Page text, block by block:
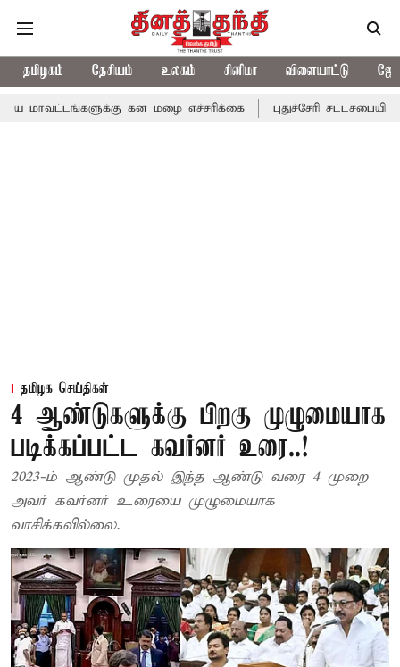
தமிழகம் தேசியம் உலகம் சினிமா விளையாட்டு
கன மழை எச்சரிக்கை புதுச்சேரி சட்டசபையில் வரும்
தமிழக செய்திகள்
4 ஆண்டுகளுக்கு பிறகு முழுமையாக
படிக்கப்பட்ட கவர்னர் உரை..!
2023-ம் ஆண்டு முதல் இந்த ஆண்டு வரை 4 முறை
அவர் கவர்னர் உரையை முழுமையாக
வாசிக்கவில்லை.